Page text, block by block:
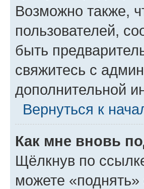
Возможно также,
пользователей,
быть
свяжитесь с
дополнительной
Вернуться к
Как мне вновь
Щёлкнув по
можете